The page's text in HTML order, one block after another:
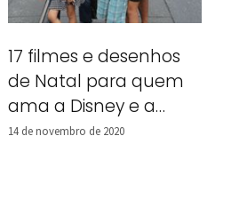
17 filmes e desenhos
de Natal para quem
ama a Disney e a
Universal
14 de novembro de 2020